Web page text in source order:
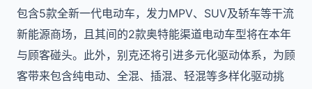
包含5款全新一代电动车，发力MPV、SUV及轿车等干流
新能源商场，且其间的2款奥特能渠道电动车型将在本年
与顾客碰头。此外，别克还将引进多元化驱动体系，为顾
客带来包含纯电动、全混、插混、轻混等多样化驱动挑